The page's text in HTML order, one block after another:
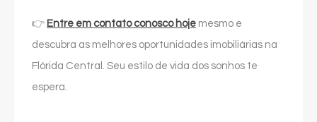
👉 Entre em contato conosco hoje mesmo e
descubra as melhores oportunidades imobiliárias na
Flórida Central. Seu estilo de vida dos sonhos te
espera.